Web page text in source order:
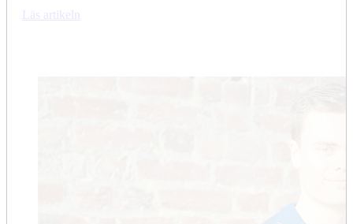
Läs artikeln